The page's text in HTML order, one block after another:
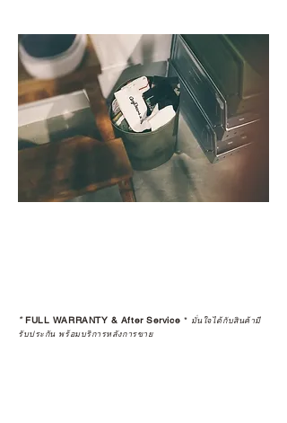
*FULL WARRANTY & After Service * มั่นใจได้กับสินค้ามี
รับประกัน พร้อมบริการหลังการขาย